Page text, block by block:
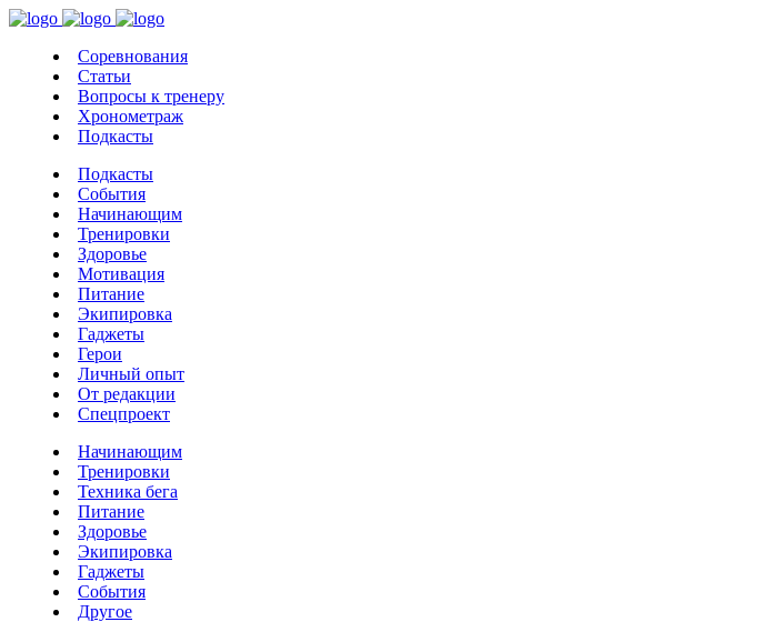
Соревнования
Статьи
Вопросы к тренеру
Хронометраж
Подкасты
Подкасты
События
Начинающим
Тренировки
Здоровье
Мотивация
Питание
Экипировка
Гаджеты
Герои
Личный опыт
От редакции
Спецпроект
Начинающим
Тренировки
Техника бега
Питание
Здоровье
Экипировка
Гаджеты
События
Другое